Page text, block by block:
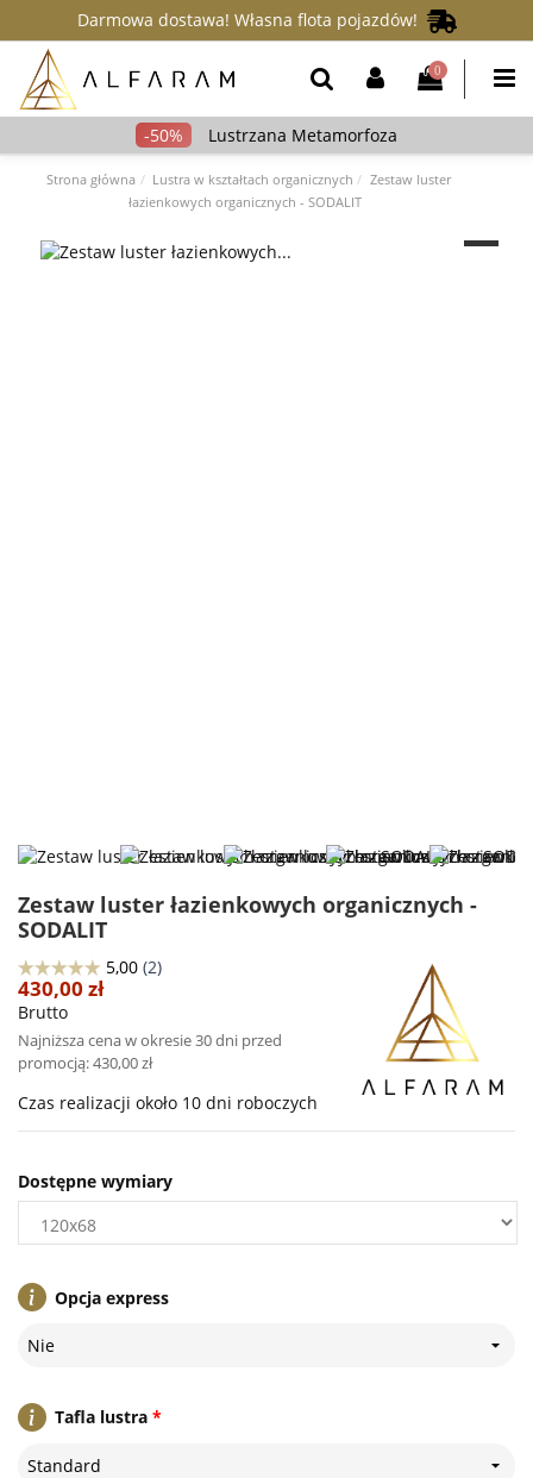
Darmowa dostawa! Własna flota pojazdów!
0
Lustrzana Metamorfoza
Strona główna Lustra w kształtach organicznych
Zestaw luster
łazienkowych organicznych - SODALIT
Zestaw luster łazienkowych organicznych -
SODALIT
430,00 zł
Brutto
Najniższa cena w okresie 30 dni przed
promocją:430,00 zł
Czas realizacji około 10 dni roboczych
Opcja express
Nie
*
Tafla lustra
Standard
Dostępne wymiary